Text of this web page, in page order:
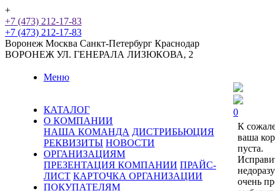
+
+7 (473) 212-17-83
+7 (473) 212-17-83
Воронеж Москва Санкт-Петербург Краснодар
ВОРОНЕЖ УЛ. ГЕНЕРАЛА ЛИЗЮКОВА, 2
Меню
КАТАЛОГ
О КОМПАНИИ
НАША КОМАНДА ДИСТРИБЬЮЦИЯ
РЕКВИЗИТЫ НОВОСТИ
ОРГАНИЗАЦИЯМ
ПРЕЗЕНТАЦИЯ КОМПАНИИ ПРАЙС-
ЛИСТ КАРТОЧКА ОРГАНИЗАЦИИ
ПОКУПАТЕЛЯМ
0
К
ваша
пуста.
очень